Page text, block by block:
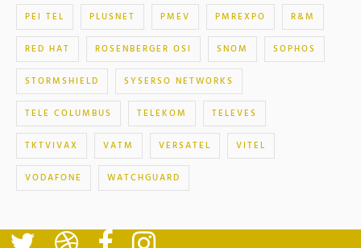
PEI TEL PLUSNET PMEV PMREXPO R&M
RED HAT ROSENBERGER OSI SNOM SOPHOS
STORMSHIELD SYSERSO NETWORKS
TELE COLUMBUS TELEKOM TELEVES
TKTVIVAX VATM VERSATEL VITEL
VODAFONE WATCHGUARD